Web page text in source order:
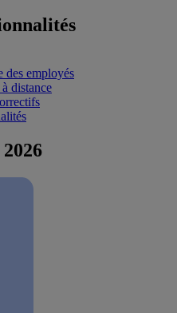
des employés
distance